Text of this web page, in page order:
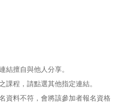
結擅自與他人分享。
課程，請點選其他指定連結。
資料不符，會將該參加者報名資格